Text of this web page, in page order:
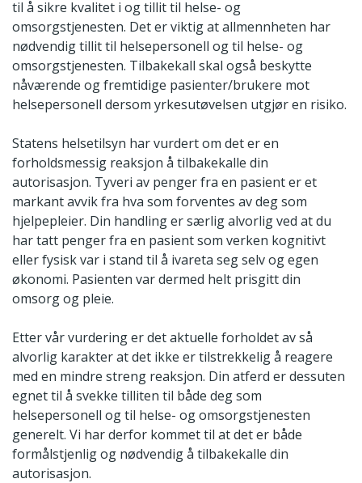
til å sikre kvalitet i og tillit til helse- og
omsorgstjenesten. Det er viktig at allmennheten har
nødvendig tillit til helsepersonell og til helse- og
omsorgstjenesten. Tilbakekall skal også beskytte
nåværende og fremtidige pasienter/brukere mot
helsepersonell dersom yrkesutøvelsen utgjør en risiko.
Statens helsetilsyn har vurdert om det er en
forholdsmessig reaksjon å tilbakekalle din
autorisasjon. Tyveri av penger fra en pasient er et
markant avvik fra hva som forventes av deg som
hjelpepleier. Din handling er særlig alvorlig ved at du
har tatt penger fra en pasient som verken kognitivt
eller fysisk var i stand til å ivareta seg selv og egen
økonomi. Pasienten var dermed helt prisgitt din
omsorg og pleie.
Etter vår vurdering er det aktuelle forholdet av så
alvorlig karakter at det ikke er tilstrekkelig å reagere
med en mindre streng reaksjon. Din atferd er dessuten
egnet til å svekke tilliten til både deg som
helsepersonell og til helse- og omsorgstjenesten
generelt. Vi har derfor kommet til at det er både
formålstjenlig og nødvendig å tilbakekalle din
autorisasjon.